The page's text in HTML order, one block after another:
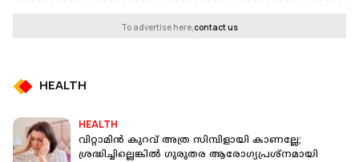
To advertise here,contact us
HEALTH
HEALTH
വിറ്റാമിന്‍ കുറവ് അത്ര സിമ്പിളായി കാണല്ലേ;
ശ്രദ്ധിച്ചില്ലെങ്കില്‍ ഗുരുതര ആരോഗ്യപ്രശ്‌നമായി